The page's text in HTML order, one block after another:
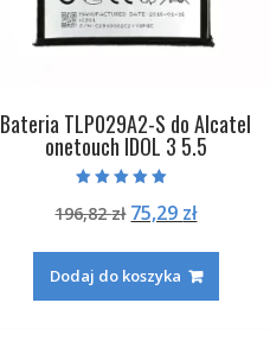
Bateria TLP029A2-S do Alcatel
onetouch IDOL 3 5.5
5.00
na 5
196,82zł Pierwotna
wynosiła:
196,82 zł.
75,29 złAktualna
75,29 zł.
Dodaj do koszyka